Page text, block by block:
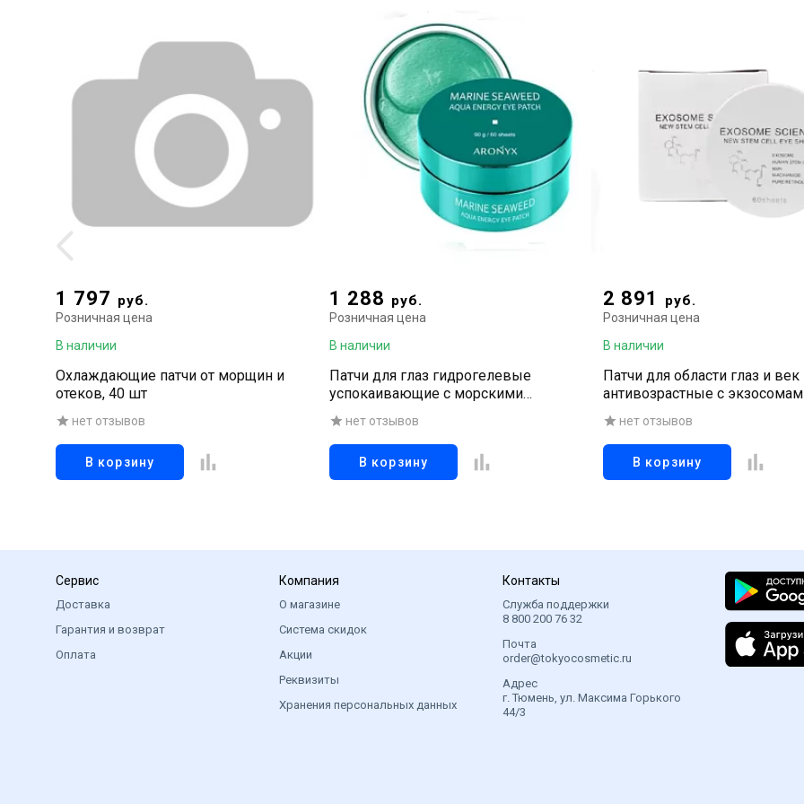
1 797 руб.
Розничная цена
В наличии
Охлаждающие патчи от морщин и
отеков, 40 шт
нет отзывов
В корзину
1 288 руб.
Розничная цена
В наличии
Патчи для глаз гидрогелевые
успокаивающие с морскими
водорослями, 90 гр
нет отзывов
В корзину
2 891 руб.
Розничная цена
В наличии
Патчи для области глаз и век
антивозрастные с
листов
нет отзывов
В корзину
Сервис
Доставка
Гарантия и возврат
Оплата
Компания
О магазине
Система скидок
Акции
Реквизиты
Хранения персональных данных
Контакты
Служба поддержки
8 800 200 76 32
Почта
order@tokyocosmetic.ru
Адрес
г. Тюмень, ул. Максима Горького
44/3